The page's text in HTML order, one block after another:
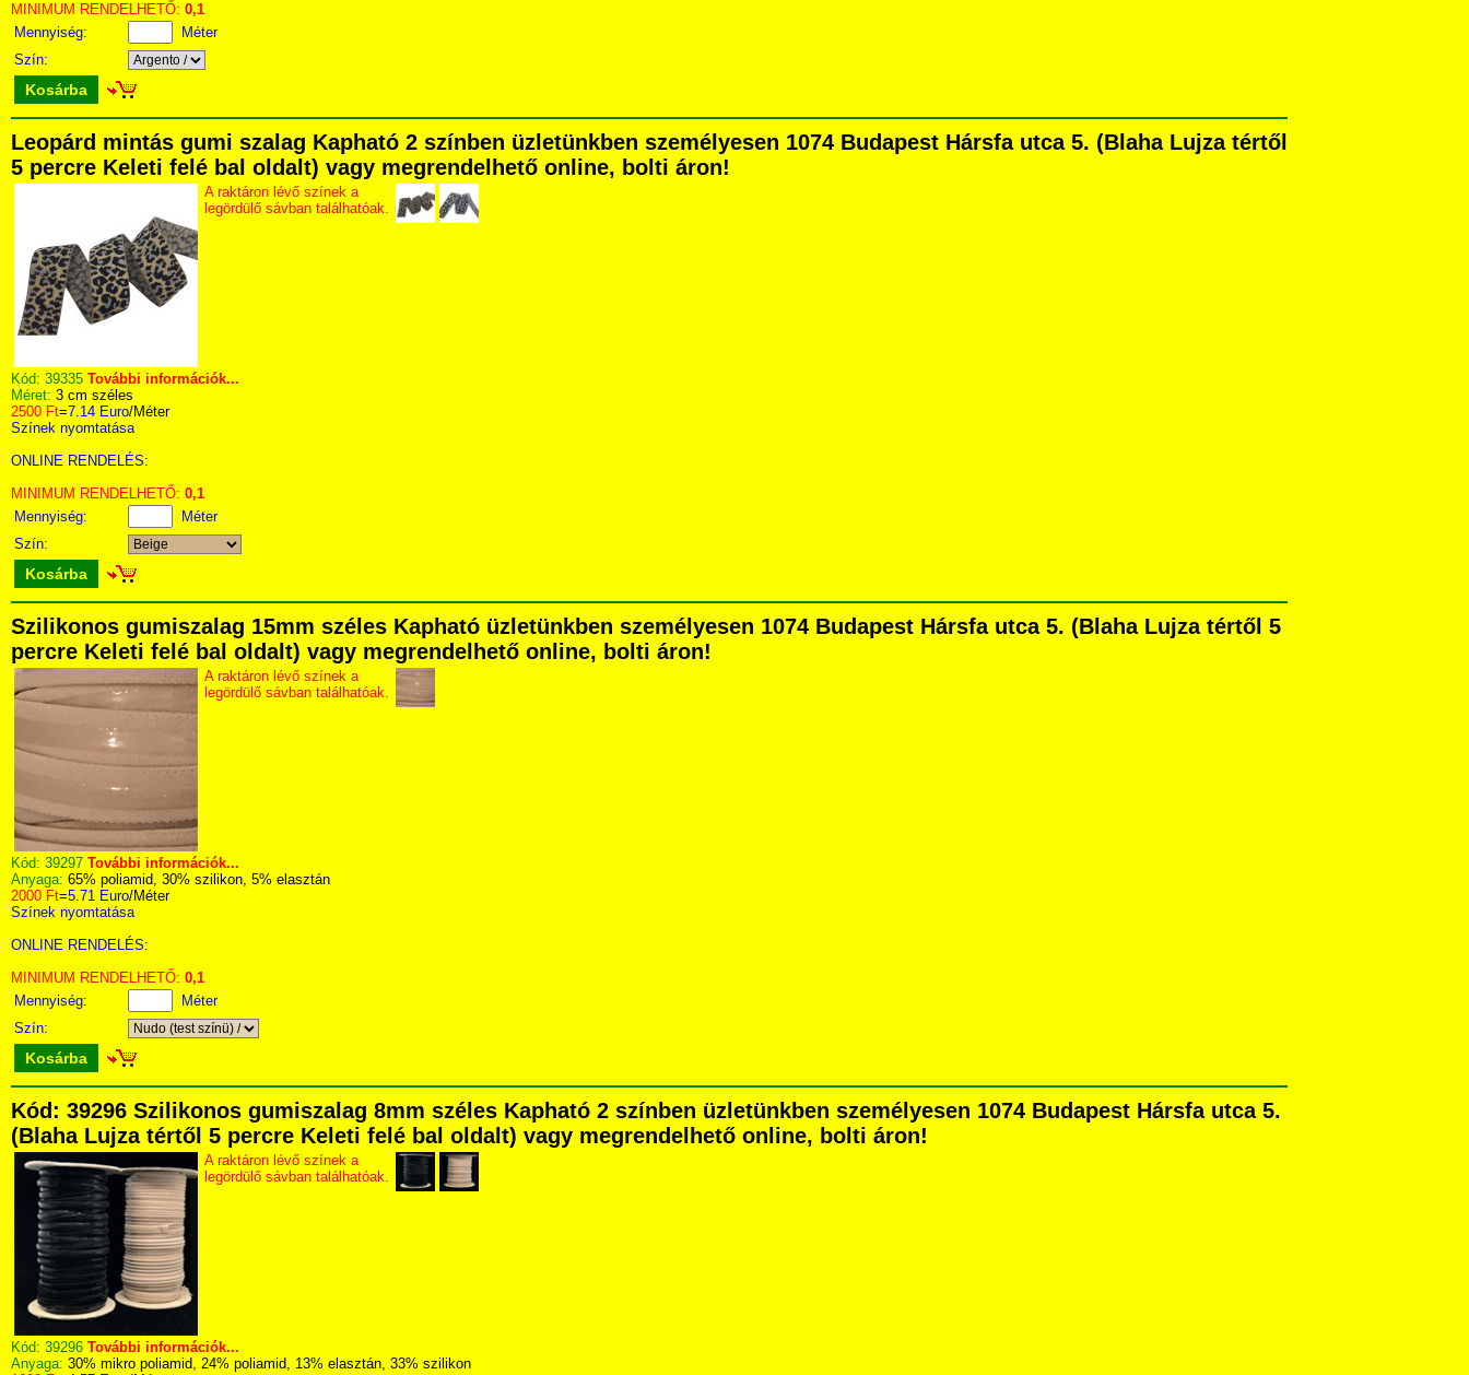
MINIMUM RENDELHETŐ: 0,1
Mennyiség:
Méter
Szín:
Kosárba
Leopárd mintás gumi szalag Kapható 2 színben üzletünkben személyesen 1074 Budapest Hársfa utca 5. (Blaha Lujza tértől
5 percre Keleti felé bal oldalt) vagy megrendelhető online, bolti áron!
A raktáron lévő színek a
legördülő sávban találhatóak.
Kód: 39335 További információk...
Méret: 3 cm széles
2500 Ft=7.14 Euro/Méter
Színek nyomtatása
ONLINE RENDELÉS:
MINIMUM RENDELHETŐ: 0,1
Mennyiség:
Méter
Szín:
Kosárba
Szilikonos gumiszalag 15mm széles Kapható üzletünkben személyesen 1074 Budapest Hársfa utca 5. (Blaha Lujza tértől 5
percre Keleti felé bal oldalt) vagy megrendelhető online, bolti áron!
A raktáron lévő színek a
legördülő sávban találhatóak.
Kód: 39297 További információk...
Anyaga: 65% poliamid, 30% szilikon, 5% elasztán
2000 Ft=5.71 Euro/Méter
Színek nyomtatása
ONLINE RENDELÉS:
MINIMUM RENDELHETŐ: 0,1
Mennyiség:
Méter
Szín:
Kosárba
Kód: 39296 Szilikonos gumiszalag 8mm széles Kapható 2 színben üzletünkben személyesen 1074 Budapest Hársfa utca 5.
(Blaha Lujza tértől 5 percre Keleti felé bal oldalt) vagy megrendelhető online, bolti áron!
A raktáron lévő színek a
legördülő sávban találhatóak.
Kód: 39296 További információk...
Anyaga: 30% mikro poliamid, 24% poliamid, 13% elasztán, 33% szilikon